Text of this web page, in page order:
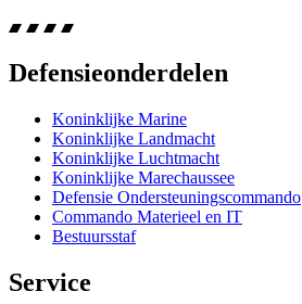
Defensieonderdelen
Koninklijke Marine
Koninklijke Landmacht
Koninklijke Luchtmacht
Koninklijke Marechaussee
Defensie Ondersteuningscommando
Commando Materieel en IT
Bestuursstaf
Service